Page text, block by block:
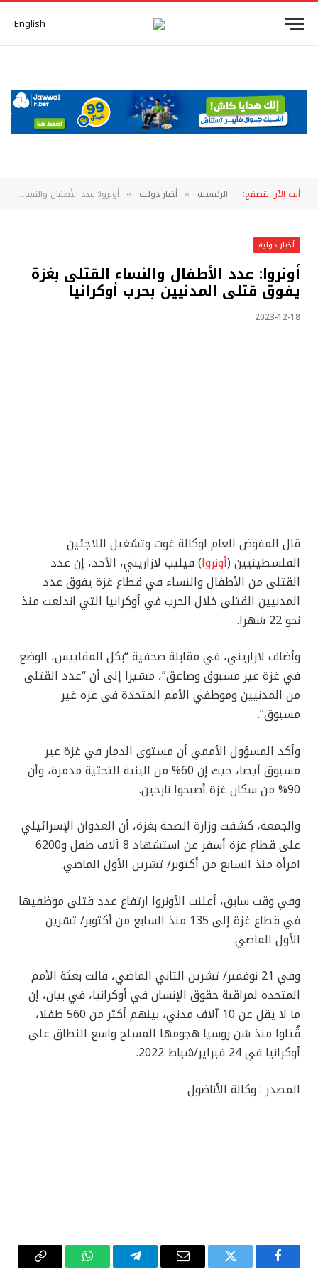
English
أنت الآن تتصفح: الرئيسية » أخبار دولية » أونروا: عدد الأطفال والنساء القتلى بغزة يفوق قتلى المدنيين بحرب أوكرانيا
أخبار دولية
أونروا: عدد الأطفال والنساء القتلى بغزة
يفوق قتلى المدنيين بحرب أوكرانيا
2023-12-18
قال المفوض العام لوكالة غوث وتشغيل اللاجئين
الفلسطينيين (أونروا) فيليب لازاريني، الأحد، إن عدد
القتلى من الأطفال والنساء في قطاع غزة يفوق عدد
المدنيين القتلى خلال الحرب في أوكرانيا التي اندلعت منذ
نحو 22 شهرا.
وأضاف لازاريني، في مقابلة صحفية “بكل المقاييس، الوضع
في غزة غير مسبوق وصاعق”، مشيرا إلى أن “عدد القتلى
من المدنيين وموظفي الأمم المتحدة في غزة غير
مسبوق”.
وأكد المسؤول الأممي أن مستوى الدمار في غزة غير
مسبوق أيضا، حيث إن 60% من البنية التحتية مدمرة، وأن
90% من سكان غزة أصبحوا نازحين.
والجمعة، كشفت وزارة الصحة بغزة، أن العدوان الإسرائيلي
على قطاع غزة أسفر عن استشهاد 8 آلاف طفل و6200
امرأة منذ السابع من أكتوبر/ تشرين الأول الماضي.
وفي وقت سابق، أعلنت الأونروا ارتفاع عدد قتلى موظفيها
في قطاع غزة إلى 135 منذ السابع من أكتوبر/ تشرين
الأول الماضي.
وفي 21 نوفمبر/ تشرين الثاني الماضي، قالت بعثة الأمم
المتحدة لمراقبة حقوق الإنسان في أوكرانيا، في بيان، إن
ما لا يقل عن 10 آلاف مدني، بينهم أكثر من 560 طفلا،
قُتلوا منذ شن روسيا هجومها المسلح واسع النطاق على
أوكرانيا في 24 فبراير/شباط 2022.
المصدر : وكالة الأناضول
فيسبوك تويتر
البريد
تيلقرام واتساب Copy